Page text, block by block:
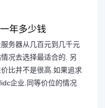
年多少钱
务器从几百元到几千元
况去选择最适合的. 另
比并不是很高.如果追求
企业.同等价位的情况